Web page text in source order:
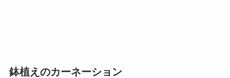
鉢植えのカーネーション